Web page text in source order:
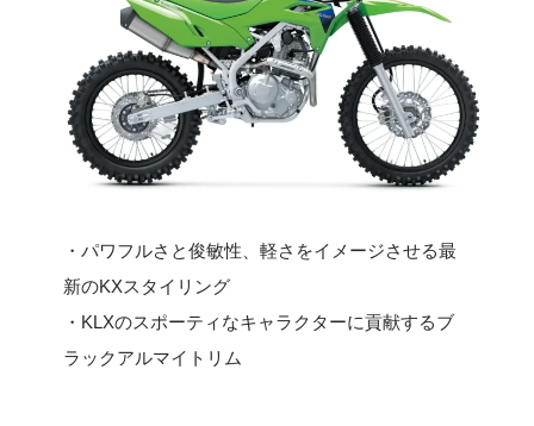
・パワフルさと俊敏性、軽さをイメージさせる最
新のKXスタイリング
・KLXのスポーティなキャラクターに貢献するブ
ラックアルマイトリム